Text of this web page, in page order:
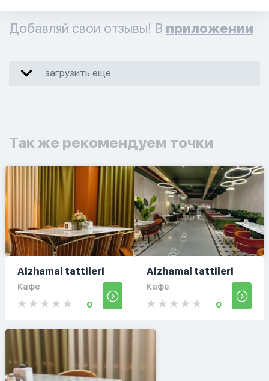
Добавляй свои отзывы! В приложении
загрузить еще
Так же рекомендуем точки
Aizhamal tattileri
Кафе
0
Aizhamal tattileri
Кафе
0